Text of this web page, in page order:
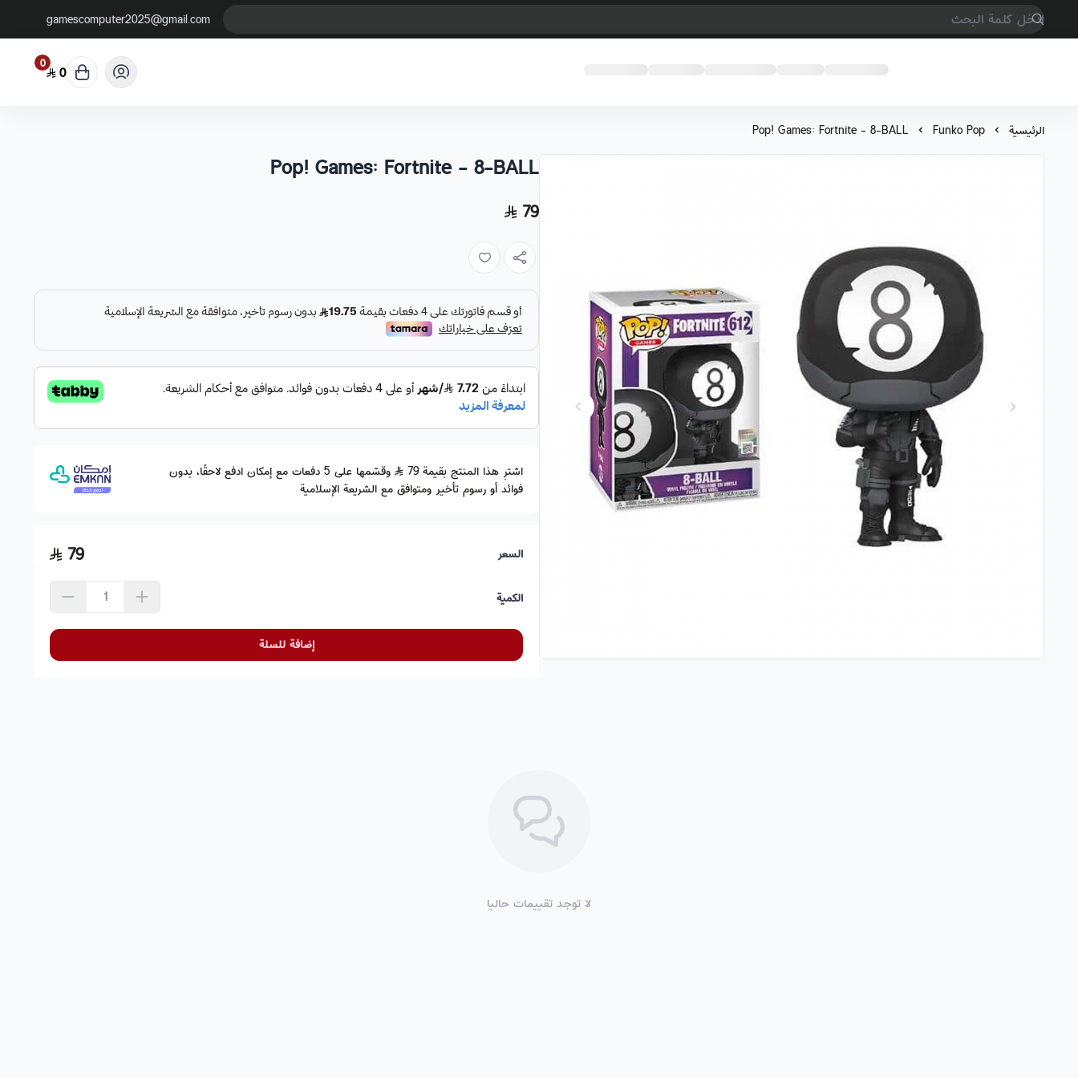
gamescomputer2025@gmail.com
0 0
الرئيسية Funko Pop
Pop! Games: Fortnite - 8-BALL
Pop! Games: Fortnite - 8-BALL
79
اشترِ هذا المنتج بقيمة 79
وقسّمها على 5 دفعات مع إمكان ادفع لاحقًا، بدون
فوائد أو رسوم تأخير ومتوافق مع الشريعة الإسلامية
السعر 79
الكمية
إضافة للسلة
لا توجد تقييمات حاليا